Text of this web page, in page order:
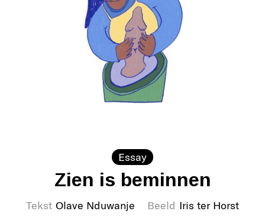
Essay
Zien is beminnen
Tekst Olave Nduwanje Beeld Iris ter Horst